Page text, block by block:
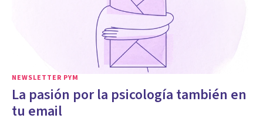
NEWSLETTER PYM
La pasión por la psicología también en
tu email